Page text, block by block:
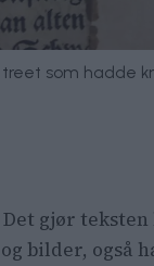
som hadde
gjør
bilder, også